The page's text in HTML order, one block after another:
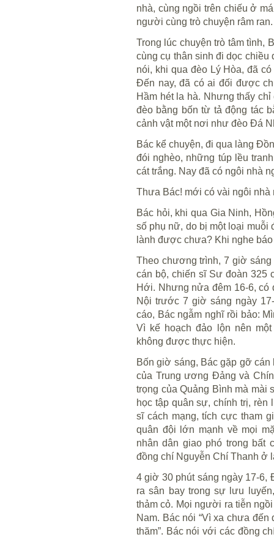
nhà, cùng ngồi trên chiếu ở
người cùng trò chuyện râm ran.
Trong lúc chuyện trò tâm tình,
cùng cụ thân sinh đi dọc
nói, khi qua đèo Lý Hòa, đã
Đến nay, đã có ai đối được
Hầm hét la hà. Nhưng thấy
đèo bằng bốn từ tả động tác
cảnh vật một nơi như đèo Đá
Bác kể chuyện, đi qua làng
đói nghèo, những túp lều
cát trắng. Nay đã có ngôi nhà
Thưa Bác! mới có vài ngôi nhà
Bác hỏi, khi qua Gia Ninh,
số phụ nữ, do bị một loại muỗi
lành được chưa? Khi nghe
Theo chương trình, 7 giờ
cán bộ, chiến sĩ Sư đoàn 325
Hới. Nhưng nửa đêm 16-6,
Nội trước 7 giờ sáng ngày
cáo, Bác ngẫm nghĩ rồi bảo:
Vì kế hoạch đảo lộn nên
không được thực hiện.
Bốn giờ sáng, Bác gặp gỡ
của Trung ương Đảng và
trọng của Quảng Bình mà mài
học tập quân sự, chính trị,
sĩ cách mạng, tích cực tham
quân đội lớn mạnh về mọi
nhân dân giao phó trong bất
đồng chí Nguyễn Chí Thanh ở
4 giờ 30 phút sáng ngày 17-6,
ra sân bay trong sự lưu
thảm cỏ. Mọi người ra tiễn
Nam. Bác nói “Vì xa chưa
thăm”. Bác nói với các đồng